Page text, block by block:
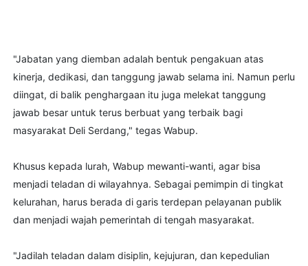
"Jabatan yang diemban adalah bentuk pengakuan atas
kinerja, dedikasi, dan tanggung jawab selama ini. Namun perlu
diingat, di balik penghargaan itu juga melekat tanggung
jawab besar untuk terus berbuat yang terbaik bagi
masyarakat Deli Serdang," tegas Wabup.
Khusus kepada lurah, Wabup mewanti-wanti, agar bisa
menjadi teladan di wilayahnya. Sebagai pemimpin di tingkat
kelurahan, harus berada di garis terdepan pelayanan publik
dan menjadi wajah pemerintah di tengah masyarakat.
"Jadilah teladan dalam disiplin, kejujuran, dan kepedulian